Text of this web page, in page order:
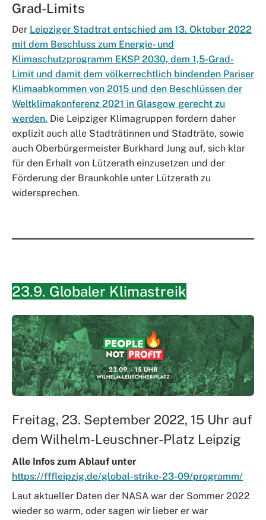
Grad-Limits
Der Leipziger Stadtrat entschied am 13. Oktober 2022
mit dem Beschluss zum Energie- und
Klimaschutzprogramm EKSP 2030, dem 1,5-Grad-
Limit und damit dem völkerrechtlich bindenden Pariser
Klimaabkommen von 2015 und den Beschlüssen der
Weltklimakonferenz 2021 in Glasgow gerecht zu
werden. Die Leipziger Klimagruppen fordern daher
explizit auch alle Stadträtinnen und Stadträte, sowie
auch Oberbürgermeister Burkhard Jung auf, sich klar
für den Erhalt von Lützerath einzusetzen und der
Förderung der Braunkohle unter Lützerath zu
widersprechen.
23.9. Globaler Klimastreik
Freitag, 23. September 2022, 15 Uhr auf
dem Wilhelm-Leuschner-Platz Leipzig
Alle Infos zum Ablauf unter
https://fffleipzig.de/global-strike-23-09/programm/
Laut aktueller Daten der NASA war der Sommer 2022
wieder so warm, oder sagen wir lieber er war